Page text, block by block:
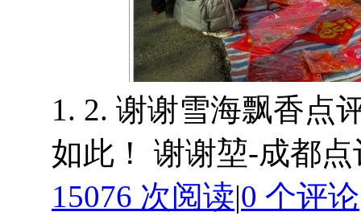
1. 2. 谢谢雪海飘香点
如此！ 谢谢堃-成都
15076 次阅读|0 个评论